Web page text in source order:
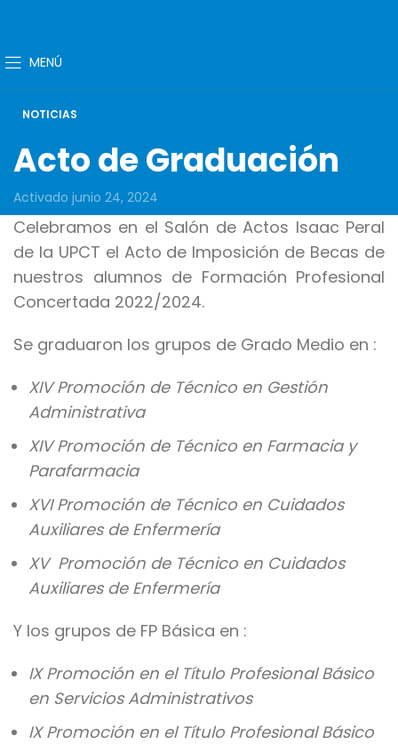
MENÚ
NOTICIAS
Acto de Graduación
Activado junio 24, 2024
Celebramos en el Salón de Actos Isaac Peral
de la UPCT el Acto de Imposición de Becas de
nuestros alumnos de Formación Profesional
Concertada 2022/2024.
Se graduaron los grupos de Grado Medio en :
XIV Promoción de Técnico en Gestión
Administrativa
XIV Promoción de Técnico en Farmacia y
Parafarmacia
XVI Promoción de Técnico en Cuidados
Auxiliares de Enfermería
XV Promoción de Técnico en Cuidados
Auxiliares de Enfermería
Y los grupos de FP Básica en :
IX Promoción en el Título Profesional Básico
en Servicios Administrativos
IX Promoción en el Título Profesional Básico